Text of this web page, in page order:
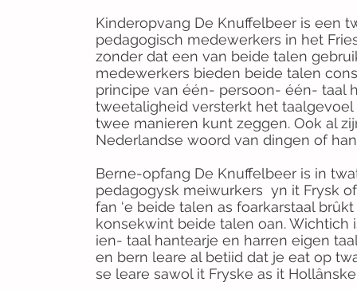
Kinderopvang De Knuffelbeer is een
pedagogisch medewerkers in het
zonder dat een van beide talen
medewerkers bieden beide talen
principe van één- persoon- één- taal
tweetaligheid versterkt het
twee manieren kunt zeggen. Ook al
Nederlandse woord van dingen of
Berne-opfang De Knuffelbeer is in
pedagogysk meiwurkers yn it Frysk
fan ‘e beide talen as foarkarstaal
konsekwint beide talen oan.
ien- taal hantearje en harren eigen
en bern leare al betiid dat je eat op
se leare sawol it Fryske as it